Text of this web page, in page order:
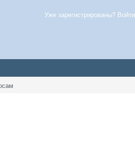
Уже зарегистрированы? Войти